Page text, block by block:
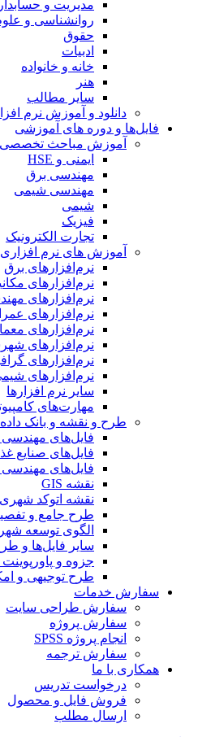
مدیریت و حسابداری
روانشناسی و علوم
حقوق
ادبیات
خانه و خانواده
هنر
سایر مطالب
دانلود و آموزش نرم افزار
فایل‌ها و دوره های آموزشی
آموزش مباحث تخصصی
ایمنی و HSE
مهندسی برق
مهندسی شیمی
شیمی
فیزیک
تجارت الکترونیک
آموزش های نرم افزاری
نرم‌افزارهای برق
نرم‌افزارهای مکانیک
نرم‌افزارهای
نرم‌افزارهای عمران
نرم‌افزارهای معماری
نرم‌افزارهای
نرم‌افزارهای گرافیک
نرم‌افزارهای شیمی
سایر نرم افزارها
مهارت‌های کامپیوتری
طرح و نقشه و بانک داده
فایل‌های مهندسی
فایل‌های صنایع غذایی
فایل‌های مهندسی
نقشه GIS
نقشه اتوکد شهری
طرح جامع و تفصیلی
الگوی توسعه شهر و
سایر فایل‌ها و
جزوه و پاورپوینت
طرح توجیهی و
سفارش خدمات
سفارش طراحی سایت
سفارش پروژه
انجام پروژه SPSS
سفارش ترجمه
همکاری با ما
درخواست تدریس
فروش فایل و محصول
ارسال مطلب